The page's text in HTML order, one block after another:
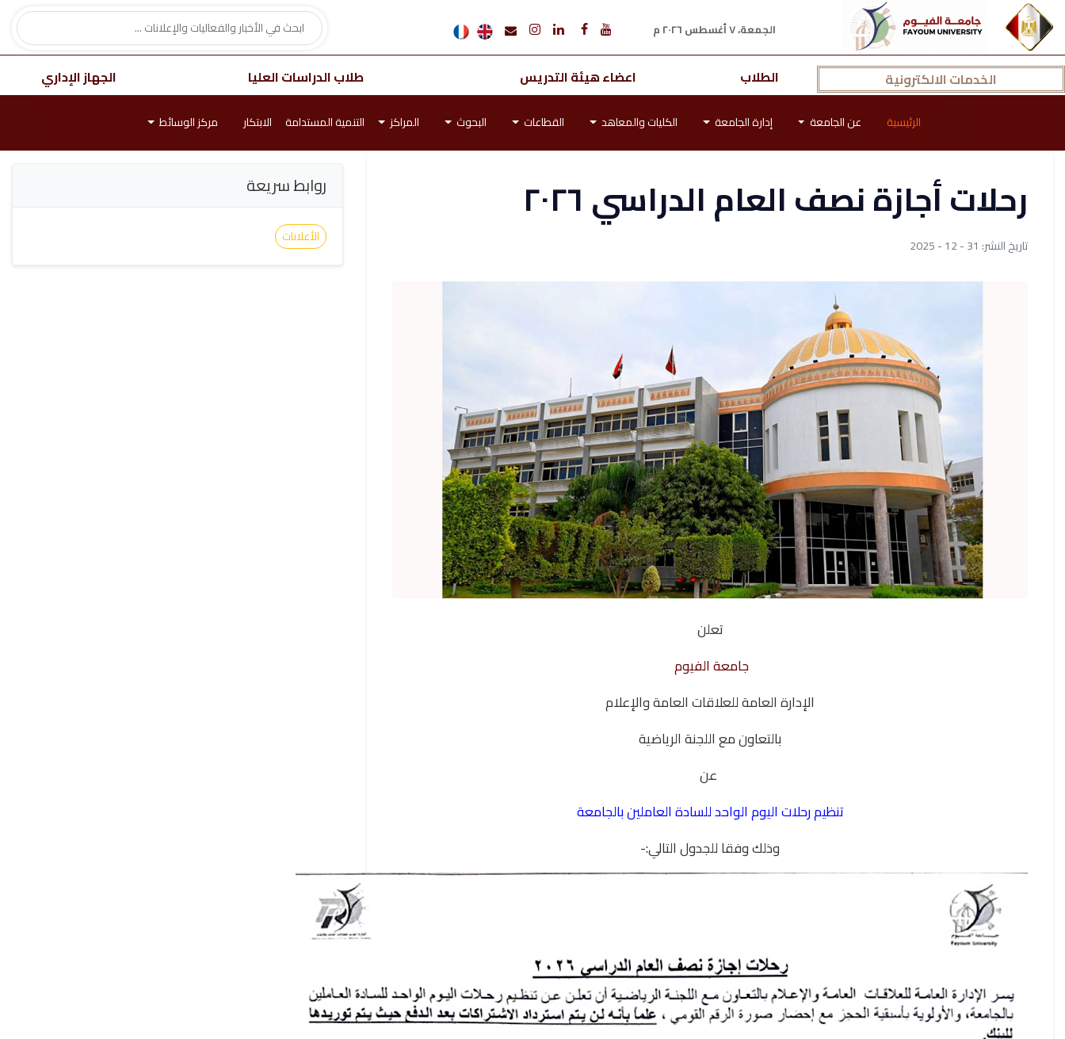
الجمعة، ٧ أغسطس ٢٠٢٦ م
الخدمات الالكترونية الطلاب اعضاء هيئة التدريس طلاب الدراسات العليا الجهاز الإداري
الرئيسية عن الجامعة إدارة الجامعة الكليات والمعاهد القطاعات البحوث المراكز التنمية المستدامة الابتكار مركز الوسائط
رحلات أجازة نصف العام الدراسي ٢٠٢٦
تاريخ النشر: 31 - 12 - 2025
تعلن
جامعة الفيوم
الإدارة العامة للعلاقات العامة والإعلام
بالتعاون مع اللجنة الرياضية
عن
تنظيم رحلات اليوم الواحد للسادة العاملين بالجامعة
وذلك وفقا للجدول التالي:-
روابط سريعة
الأعلانات